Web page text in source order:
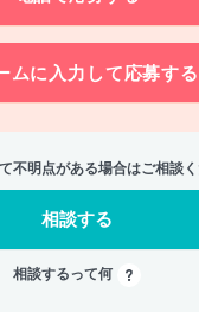
ムに入力して応募する
不明点がある場合はご相談く
相談する
相談するって何